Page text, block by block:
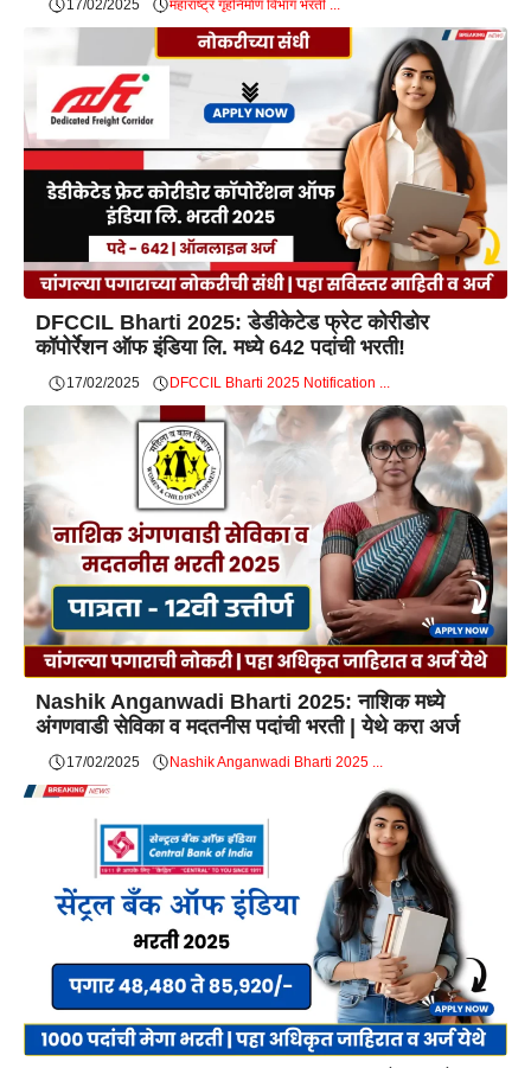
17/02/2025 महाराष्ट्र गृहनिर्माण विभाग भरती ...
DFCCIL Bharti 2025: डेडीकेटेड फ्रेट कोरीडोर
कॉपोर्रेशन ऑफ इंडिया लि. मध्ये 642 पदांची भरती!
17/02/2025 DFCCIL Bharti 2025 Notification ...
Nashik Anganwadi Bharti 2025: नाशिक मध्ये
अंगणवाडी सेविका व मदतनीस पदांची भरती | येथे करा अर्ज
17/02/2025 Nashik Anganwadi Bharti 2025 ...